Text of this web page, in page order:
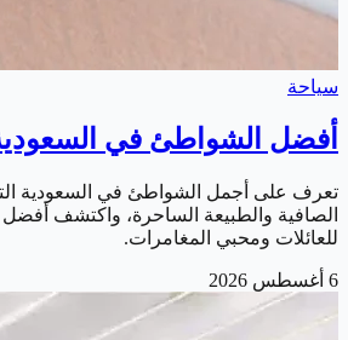
سياحة
أفضل الشواطئ في
تعرف على أجمل الشواطئ في السعودية
الصافية والطبيعة الساحرة، واكتشف أفضل
للعائلات ومحبي المغامرات.
6 أغسطس 2026